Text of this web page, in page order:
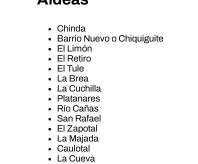
Chinda
Barrio Nuevo o Chiquiguite
El Limón
El Retiro
El Tule
La Brea
La Cuchilla
Platanares
Río Cañas
San Rafael
El Zapotal
La Majada
Caulotal
La Cueva